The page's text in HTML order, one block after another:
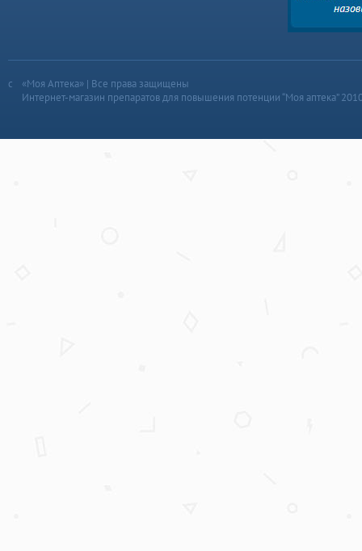
«Моя Аптека» | Все права защищены
Интернет-магазин препаратов для повышения потенции “Моя аптека”